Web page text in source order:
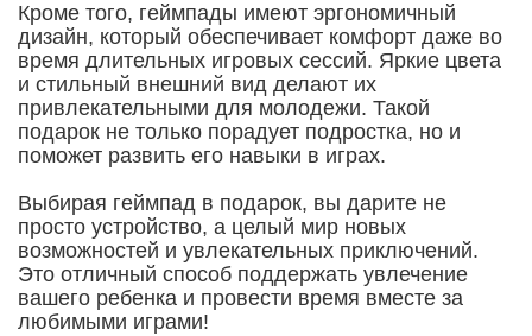
Кроме того, геймпады имеют эргономичный
дизайн, который обеспечивает комфорт даже во
время длительных игровых сессий. Яркие цвета
и стильный внешний вид делают их
привлекательными для молодежи. Такой
подарок не только порадует подростка, но и
поможет развить его навыки в играх.
Выбирая геймпад в подарок, вы дарите не
просто устройство, а целый мир новых
возможностей и увлекательных приключений.
Это отличный способ поддержать увлечение
вашего ребенка и провести время вместе за
любимыми играми!